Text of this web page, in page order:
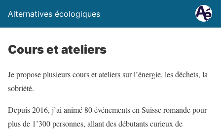
Alternatives écologiques
Cours et ateliers
Je propose plusieurs cours et ateliers sur l’énergie, les déchets, la
sobriété.
Depuis 2016, j’ai animé 80 événements en Suisse romande pour
plus de 1’300 personnes, allant des débutants curieux de